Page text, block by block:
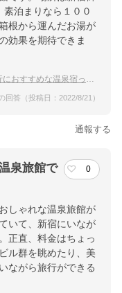
泊まりなら１００
根から運んだお湯が
効果を期待できま
めな温泉宿ってありますか？
回答（投稿日：2022/8/21）
通報する
泉旅館で
0
しゃれな温泉旅館が
いて、新宿にいなが
正直、料金はちょっ
ル群を眺めたり、美
ながら旅行ができる